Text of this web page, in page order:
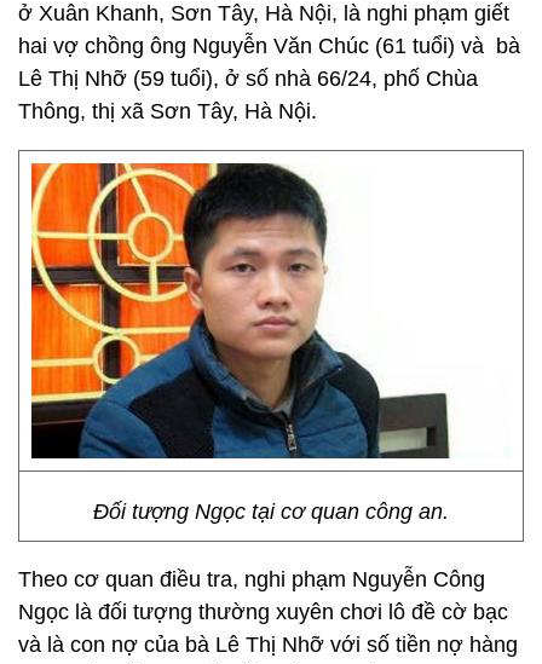
ở Xuân Khanh, Sơn Tây, Hà Nội, là nghi phạm giết
hai vợ chồng ông Nguyễn Văn Chúc (61 tuổi) và bà
Lê Thị Nhỡ (59 tuổi), ở số nhà 66/24, phố Chùa
Thông, thị xã Sơn Tây, Hà Nội.
Đối tượng Ngọc tại cơ quan công an.
Theo cơ quan điều tra, nghi phạm Nguyễn Công
Ngọc là đối tượng thường xuyên chơi lô đề cờ bạc
và là con nợ của bà Lê Thị Nhỡ với số tiền nợ hàng